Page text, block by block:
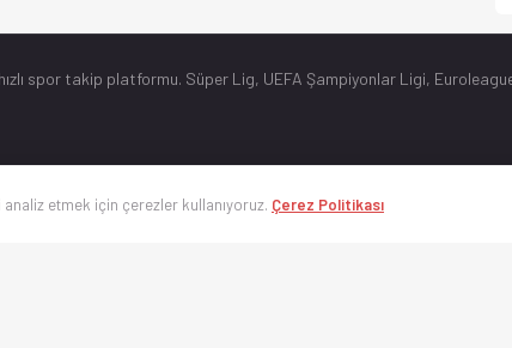
spor takip platformu. Süper Lig, UEFA Şampiyonlar Ligi,
etmek için çerezler kullanıyoruz. Çerez Politikası